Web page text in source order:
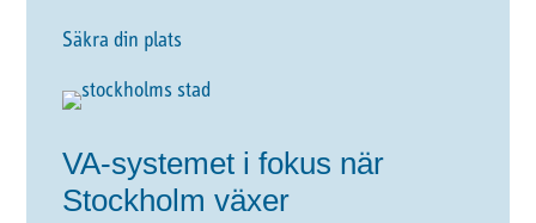
Säkra din plats
VA-systemet i fokus när
Stockholm växer